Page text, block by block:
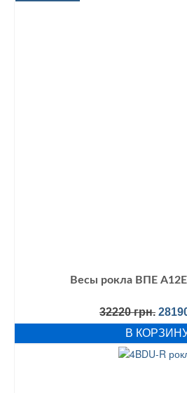
Весы рокла ВПЕ
32220грн.
цена
В